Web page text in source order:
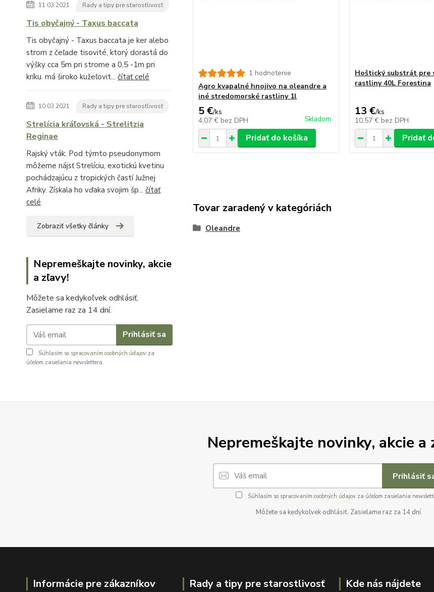
11.03.2021 Rady a tipy pre starostlivosť
Tis obyčajný - Taxus baccata
Tis obyčajný - Taxus baccata je ker alebo
strom z čeľade tisovité, ktorý dorastá do
výšky cca 5m pri strome a 0,5 -1m pri
kríku. má široko kužeľovit... čítať celé
10.03.2021 Rady a tipy pre starostlivosť
Strelícia kráľovská - Strelitzia
Reginae
Rajský vták. Pod týmto pseudonymom
môžeme nájsť Strelíciu, exotickú kvetinu
pochádzajúcu z tropických častí Južnej
Afriky. Získala ho vďaka svojim šp... čítať
celé
Zobraziť všetky články
Nepremeškajte novinky, akcie
a zľavy!
Môžete sa kedykoľvek odhlásiť.
Zasielame raz za 14 dní.
Prihlásiť sa
Súhlasím so spracovaním osobných údajov za
účelom zasielania newslettera.
1 hodnotenie
Agro kvapalné hnojivo na oleandre a
iné stredomorské rastliny 1l
5 €/ks
4,07 € bez DPH Skladom
Pridať do košíka
Hoštický substrát pre
rastliny 40L Forestina
13 €/ks
10,57 € bez DPH
Pridať
Tovar zaradený v kategóriách
Oleandre
Nepremeškajte novinky, akcie a
Prihlásiť
Súhlasím so spracovaním osobných údajovza účelom zasielania
Môžete sa kedykoľvek odhlásiť. Zasielame raz za 14 dní.
Informácie pre zákazníkov Rady a tipy pre starostlivosť Kde nás nájdete